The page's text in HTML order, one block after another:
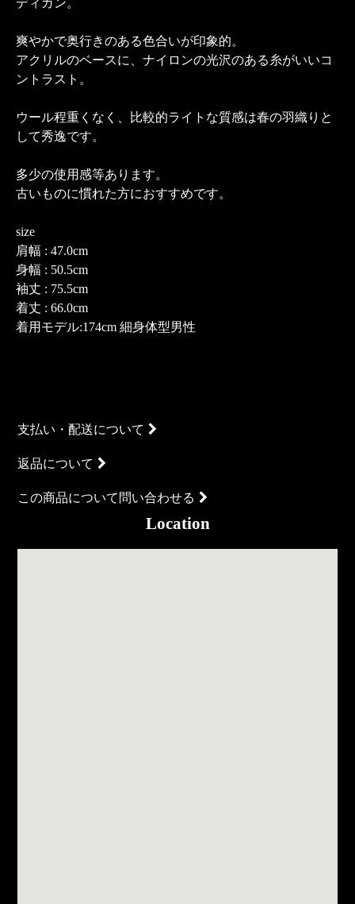
ディガン。
爽やかで奥行きのある色合いが印象的。
アクリルのベースに、ナイロンの光沢のある糸がいいコ
ントラスト。
ウール程重くなく、比較的ライトな質感は春の羽織りと
して秀逸です。
多少の使用感等あります。
古いものに慣れた方におすすめです。
size
肩幅 : 47.0cm
身幅 : 50.5cm
袖丈 : 75.5cm
着丈 : 66.0cm
着用モデル:174cm 細身体型男性
支払い・配送について
返品について
この商品について問い合わせる
Location